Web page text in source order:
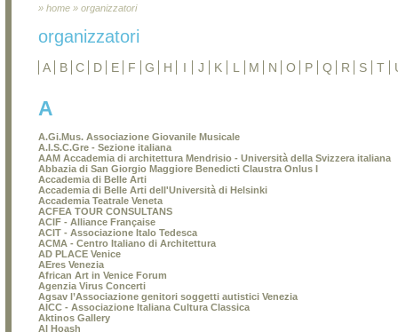
» home » organizzatori
organizzatori
A B C D E F G H I J K L M N O P Q R S T
A
A.Gi.Mus. Associazione Giovanile Musicale
A.I.S.C.Gre - Sezione italiana
AAM Accademia di architettura Mendrisio - Università della Svizzera italiana
Abbazia di San Giorgio Maggiore Benedicti Claustra Onlus I
Accademia di Belle Arti
Accademia di Belle Arti dell'Università di Helsinki
Accademia Teatrale Veneta
ACFEA TOUR CONSULTANS
ACIF - Alliance Française
ACIT - Associazione Italo Tedesca
ACMA - Centro Italiano di Architettura
AD PLACE Venice
AEres Venezia
African Art in Venice Forum
Agenzia Virus Concerti
Agsav l’Associazione genitori soggetti autistici Venezia
AICC - Associazione Italiana Cultura Classica
Aktinos Gallery
Al Hoash